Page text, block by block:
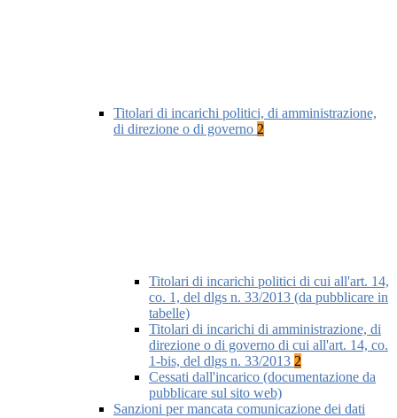
Titolari di incarichi politici, di amministrazione,
di direzione o di governo 2
Titolari di incarichi politici di cui all'art. 14,
co. 1, del dlgs n. 33/2013 (da pubblicare in
tabelle)
Titolari di incarichi di amministrazione, di
direzione o di governo di cui all'art. 14, co.
1-bis, del dlgs n. 33/2013 2
Cessati dall'incarico (documentazione da
pubblicare sul sito web)
Sanzioni per mancata comunicazione dei dati